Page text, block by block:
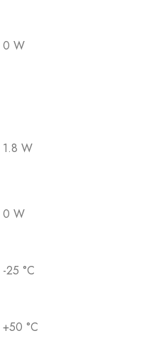
0 W
1.8 W
0 W
-25 °C
+50 °C